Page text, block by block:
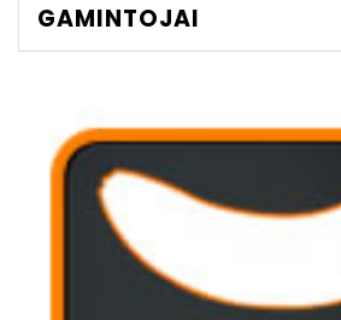
GAMINTOJAI